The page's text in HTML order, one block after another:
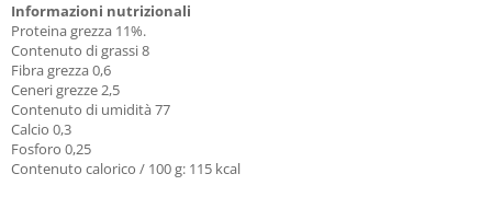
Informazioni nutrizionali
Proteina grezza 11%.
Contenuto di grassi 8
Fibra grezza 0,6
Ceneri grezze 2,5
Contenuto di umidità 77
Calcio 0,3
Fosforo 0,25
Contenuto calorico / 100 g: 115 kcal